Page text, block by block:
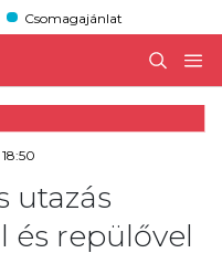
Csomagajánlat
utazás
és repülővel